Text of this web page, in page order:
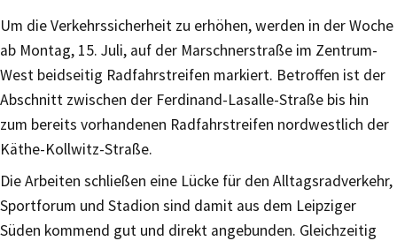
Um die Verkehrssicherheit zu erhöhen, werden in der Woche
ab Montag, 15. Juli, auf der Marschnerstraße im Zentrum-
West beidseitig Radfahrstreifen markiert. Betroffen ist der
Abschnitt zwischen der Ferdinand-Lasalle-Straße bis hin
zum bereits vorhandenen Radfahrstreifen nordwestlich der
Käthe-Kollwitz-Straße.
Die Arbeiten schließen eine Lücke für den Alltagsradverkehr,
Sportforum und Stadion sind damit aus dem Leipziger
Süden kommend gut und direkt angebunden. Gleichzeitig